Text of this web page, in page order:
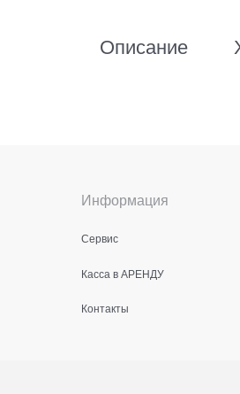
Описание
Информация
Сервис
Касса в АРЕНДУ
Контакты